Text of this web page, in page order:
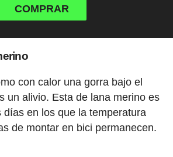
COMPRAR
con calor una gorra bajo el
un alivio. Esta de lana merino es
días en los que la temperatura
de montar en bici permanecen.